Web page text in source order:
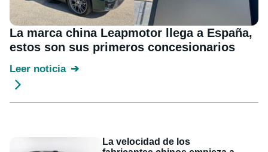
La marca china Leapmotor llega a España,
estos son sus primeros concesionarios
Leer noticia
La velocidad de los